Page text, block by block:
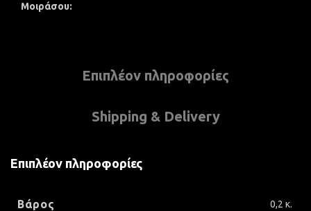
Μοιράσου
Επιπλέον πληροφορίες
Shipping & Delivery
Επιπλέον πληροφορίες
Βάρος 0,2 κ.